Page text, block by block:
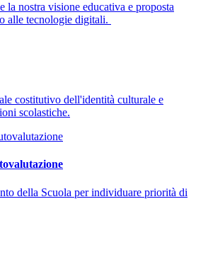
la nostra visione educativa e proposta
alle tecnologie digitali.
costitutivo dell'identità culturale e
scolastiche.
della Scuola per individuare priorità di